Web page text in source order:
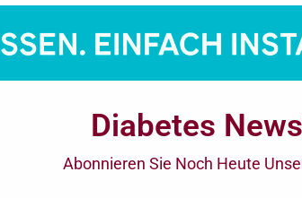
Diabetes
Abonnieren Sie Noch Heute